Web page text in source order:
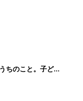
ちのこと。子ど